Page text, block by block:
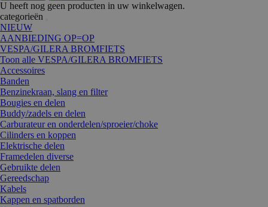
U heeft nog geen producten in uw winkelwagen.
categorieën
NIEUW
AANBIEDING OP=OP
VESPA/GILERA BROMFIETS
Toon alle VESPA/GILERA BROMFIETS
Accessoires
Banden
Benzinekraan, slang en filter
Bougies en delen
Buddy/zadels en delen
Carburateur en onderdelen/sproeier/choke
Cilinders en koppen
Elektrische delen
Framedelen diverse
Gebruikte delen
Gereedschap
Kabels
Kappen en spatborden